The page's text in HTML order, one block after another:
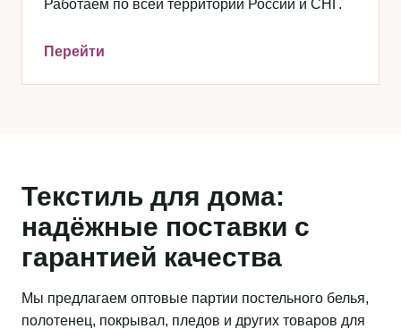
Работаем по всей территории России и СНГ.
Перейти
Текстиль для дома:
надёжные поставки с
гарантией качества
Мы предлагаем оптовые партии постельного белья,
полотенец, покрывал, пледов и других товаров для